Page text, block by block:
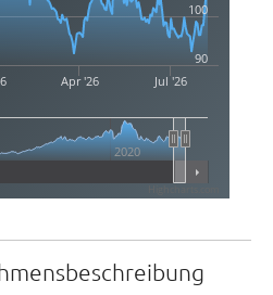
Apr '26 Jul '26
2020
90
100